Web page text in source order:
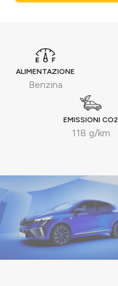
ALIMENTAZIONE
Benzina
EMISSIONI CO2
118 g/km